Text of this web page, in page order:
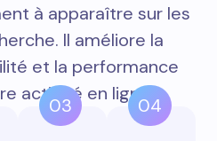
à apparaître sur les
Il améliore la
et la performance
activité en ligne.
03 04